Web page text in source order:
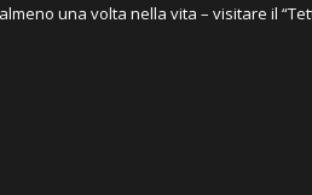
una volta nella vita – visitare il